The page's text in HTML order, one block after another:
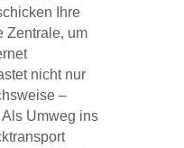
Ihre
Zentrale, um
nicht nur
–
Umweg ins